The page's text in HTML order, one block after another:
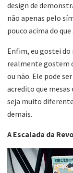
design de
não apenas pelo
pouco acima do
Enfim, eu gostei do
realmente gostem
ou não. Ele pode
acredito que mesas
seja muito
demais.
A Escalada da